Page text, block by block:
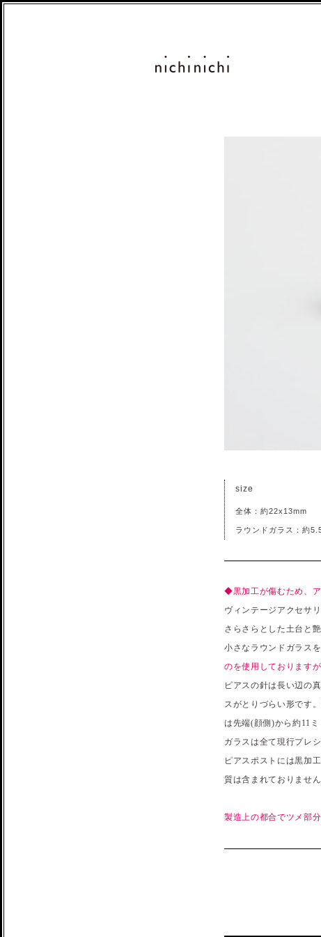
size
全体：約22x13mm
ラウンドガラス：約
◆黒加工が傷むため、
ヴィンテージアクセサ
さらさらとした土台と
小さなラウンドガラス
のを使用しております
ピアスの針は長い辺の
スがとりづらい形です
は先端(顔側)から約11ミ
ガラスは全て現行プレ
ピアスポストには黒加
質は含まれておりませ
製造上の都合でツメ部